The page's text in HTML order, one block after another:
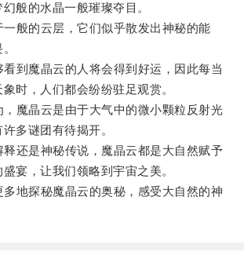
般的水晶一般璀璨夺目。
的云层，它们似乎散发出神秘的能
魔晶云的人将会得到好运，因此每当
时，人们都会纷纷驻足观赏。
晶云是由于大气中的微小颗粒反射光
多谜团有待揭开。
是神秘传说，魔晶云都是大自然赋予
宴，让我们领略到宇宙之美。
探秘魔晶云的奥秘，感受大自然的神